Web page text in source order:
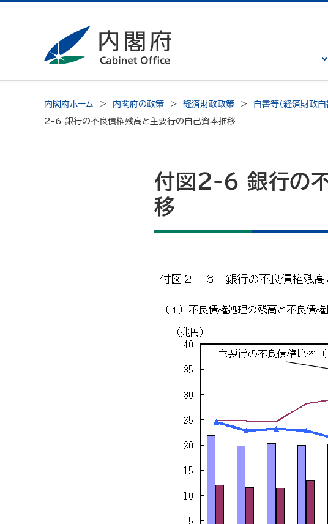
内閣府ホーム 内閣府の政策 経済財政政策 白書等（経済財政
2-6 銀行の不良債権残高と主要行の自己資本推移
付図2-6 銀行の
移